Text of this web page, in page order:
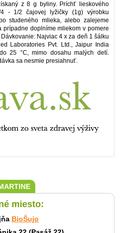
z 8 g byliny. Príchť lieskového
- 1/2 čajovej lyžičky (1g) výrobku
studeného mlieka, alebo zalejeme
prípadne doplníme mliekom v pomere
Najviac 4 x za deň 1 šálku
Laboratories Pvt. Ltd., Jaipur India
25 °C, mimo dosahu malých detí.
sa nesmie presiahnuť.
miesto:
BioŠujo